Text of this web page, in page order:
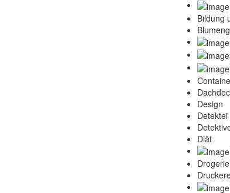
Bildung
Design
Detektei
Diät